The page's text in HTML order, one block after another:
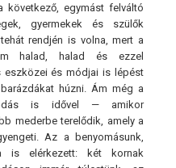
következő, egymást felváltó
gyermekek és szülők
rendjén is volna, mert a
halad, halad és ezzel
eszközei és módjai is lépést
húzni. Ám még a
is idővel — amikor
mederbe terelődik, amely a
Az a benyomásunk,
is elérkezett: két kornak